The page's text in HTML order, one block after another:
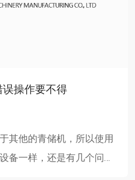
操作要不得
他的青储机，所以使用
备一样，还是有几个问题